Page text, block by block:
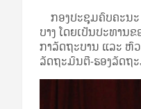
ກອງປະຊຸມຄົບຄະນະ
ບາງ ໂດຍເປັນປະທາ
ກາລັດຖະບານ ແລະ ຫົ
ລັດຖະມົນຕີ-ຮອງລັດຖະ